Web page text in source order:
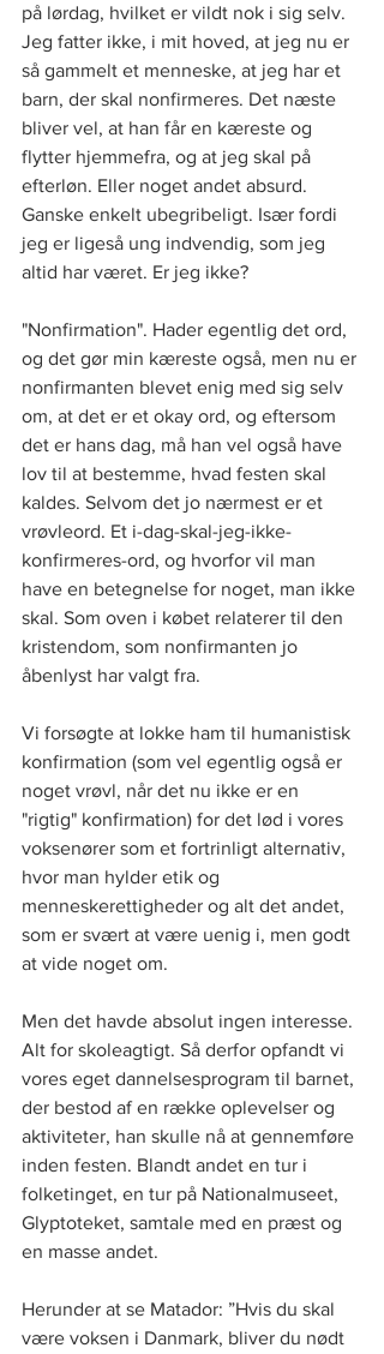
på lørdag, hvilket er vildt nok i sig selv.
Jeg fatter ikke, i mit hoved, at jeg nu er
så gammelt et menneske, at jeg har et
barn, der skal nonfirmeres. Det næste
bliver vel, at han får en kæreste og
flytter hjemmefra, og at jeg skal på
efterløn. Eller noget andet absurd.
Ganske enkelt ubegribeligt. Især fordi
jeg er ligeså ung indvendig, som jeg
altid har været. Er jeg ikke?
"Nonfirmation". Hader egentlig det ord,
og det gør min kæreste også, men nu er
nonfirmanten blevet enig med sig selv
om, at det er et okay ord, og eftersom
det er hans dag, må han vel også have
lov til at bestemme, hvad festen skal
kaldes. Selvom det jo nærmest er et
vrøvleord. Et i-dag-skal-jeg-ikke-
konfirmeres-ord, og hvorfor vil man
have en betegnelse for noget, man ikke
skal. Som oven i købet relaterer til den
kristendom, som nonfirmanten jo
åbenlyst har valgt fra.
Vi forsøgte at lokke ham til humanistisk
konfirmation (som vel egentlig også er
noget vrøvl, når det nu ikke er en
"rigtig" konfirmation) for det lød i vores
voksenører som et fortrinligt alternativ,
hvor man hylder etik og
menneskerettigheder og alt det andet,
som er svært at være uenig i, men godt
at vide noget om.
Men det havde absolut ingen interesse.
Alt for skoleagtigt. Så derfor opfandt vi
vores eget dannelsesprogram til barnet,
der bestod af en række oplevelser og
aktiviteter, han skulle nå at gennemføre
inden festen. Blandt andet en tur i
folketinget, en tur på Nationalmuseet,
Glyptoteket, samtale med en præst og
en masse andet.
Herunder at se Matador: ”Hvis du skal
være voksen i Danmark, bliver du nødt